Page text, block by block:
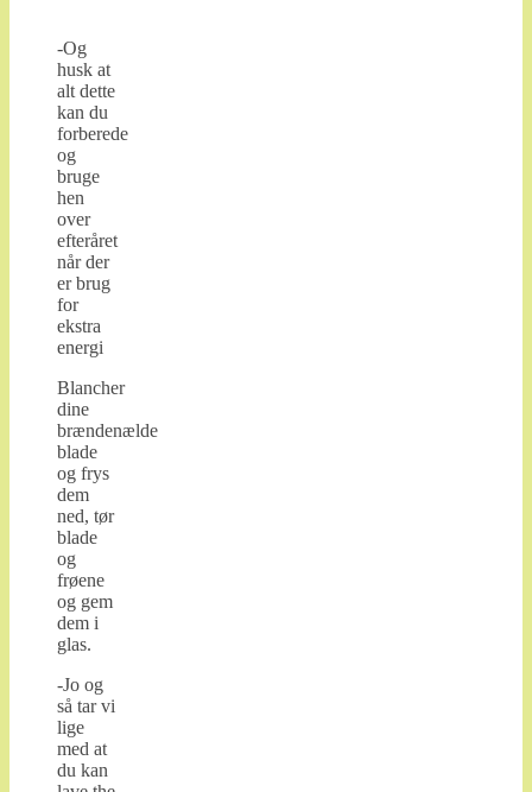
-Og
husk at
alt dette
kan du
forberede
og
bruge
hen
over
efteråret
når der
er brug
for
ekstra
energi
Blancher
dine
brændenælde
blade
og frys
dem
ned, tør
blade
og
frøene
og gem
dem i
glas.
-Jo og
så tar vi
lige
med at
du kan